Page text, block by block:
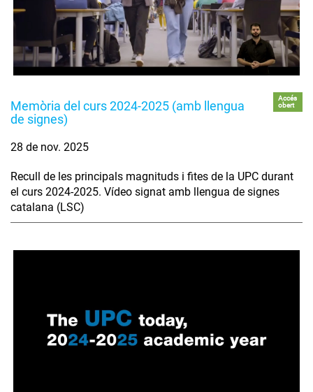
Memòria del curs 2024-2025 (amb llengua
de signes)
Accés
obert
28 de nov. 2025
Recull de les principals magnituds i fites de la UPC durant
el curs 2024-2025. Vídeo signat amb llengua de signes
catalana (LSC)